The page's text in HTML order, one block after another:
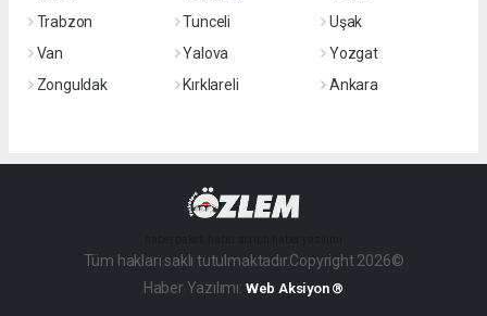
Trabzon
Tunceli
Uşak
Van
Yalova
Yozgat
Zonguldak
Kırklareli Ankara
Tüm hakları saklı tutulmaktadır.Copyright 2026©
Haber Yazılımı: Web Aksiyon ®